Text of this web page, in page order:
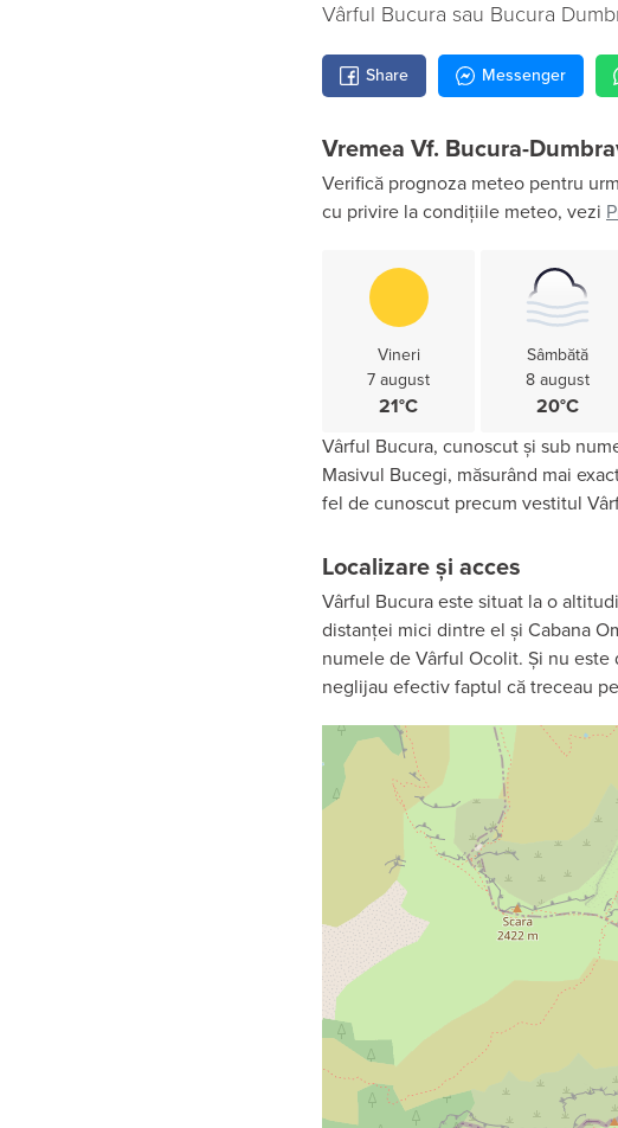
Vârful Bucura sau Bucura
Share Messenger
Vremea Vf. Bucura-
Verifică prognoza meteo pentru
cu privire la condițiile meteo, vezi
Vineri
7 august
21°C
Sâmbătă
8 august
20°C
Vârful Bucura, cunoscut și sub
Masivul Bucegi, măsurând mai
fel de cunoscut precum vestitul
Localizare și acces
Vârful Bucura este situat la o
distanței mici dintre el și Cabana
numele de Vârful Ocolit. Și nu
neglijau efectiv faptul că treceau